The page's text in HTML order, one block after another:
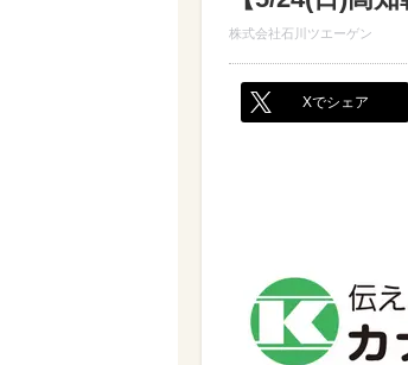
株式会社石川ツエーゲン
Xでシェア